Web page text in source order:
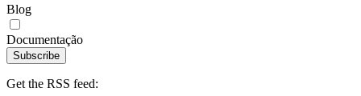
Blog
Documentação
Subscribe
Get the RSS feed: